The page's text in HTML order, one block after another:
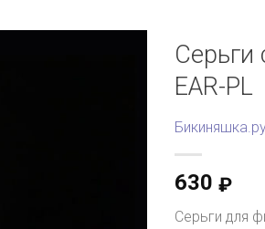
Серьги
EAR-PL
630 ₽
Серьги для